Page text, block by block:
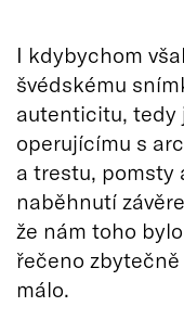
I kdybychom
švédskému
autenticitu, tedy
operujícímu s
a trestu, pomsty
naběhnutí
že nám toho
řečeno
málo.